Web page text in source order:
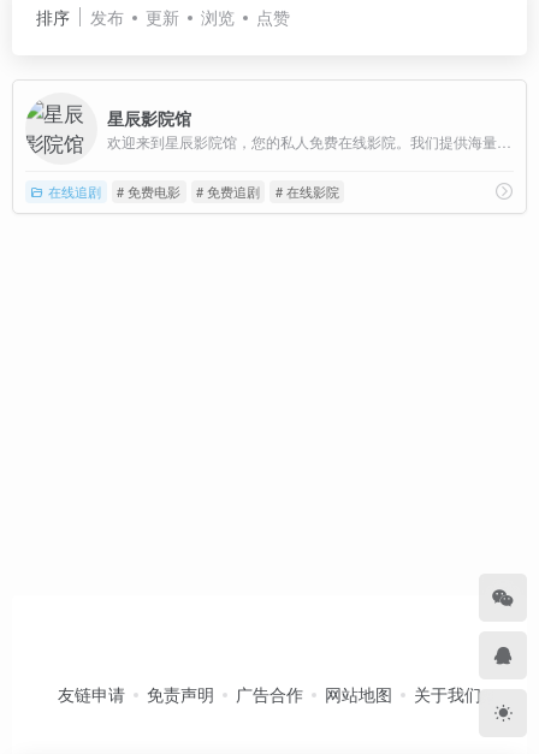
排序 发布 更新 浏览 点赞
星辰影院馆
在线追剧 # 免费电影 # 免费追剧 # 在线影院
友链申请 免责声明 广告合作 网站地图 关于我们